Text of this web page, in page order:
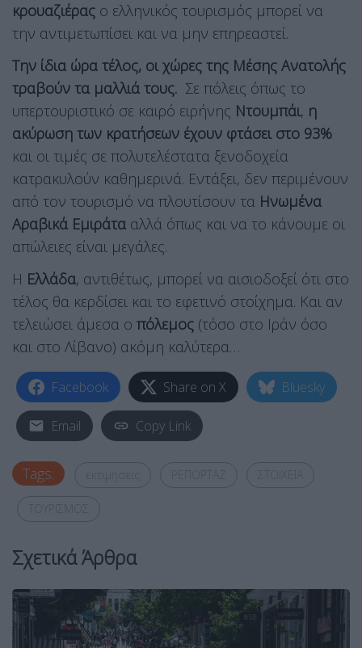
κρουαζιέρας ο ελληνικός τουρισμός μπορεί να
την αντιμετωπίσει και να μην επηρεαστεί.
Την ίδια ώρα τέλος, οι χώρες της Μέσης Ανατολής
τραβούν τα μαλλιά τους. Σε πόλεις όπως το
υπερτουριστικό σε καιρό ειρήνης Ντουμπάι, η
ακύρωση των κρατήσεων έχουν φτάσει στο 93%
και οι τιμές σε πολυτελέστατα ξενοδοχεία
κατρακυλούν καθημερινά. Εντάξει, δεν περιμένουν
από τον τουρισμό να πλουτίσουν τα Ηνωμένα
Αραβικά Εμιράτα αλλά όπως και να το κάνουμε οι
απώλειες είναι μεγάλες.
Η Ελλάδα, αντιθέτως, μπορεί να αισιοδοξεί ότι στο
τέλος θα κερδίσει και το εφετινό στοίχημα. Και αν
τελειώσει άμεσα ο πόλεμος (τόσο στο Ιράν όσο
και στο Λίβανο) ακόμη καλύτερα…
Facebook Share on X Bluesky
Email Copy Link
Tags:
Σχετικά Άρθρα